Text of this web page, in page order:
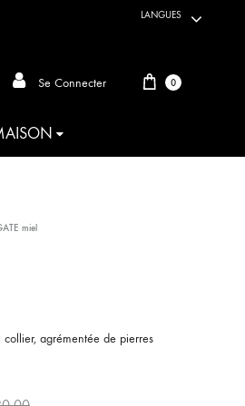
LANGUES
Se Connecter Panier
0
miel
agrémentée de pierres